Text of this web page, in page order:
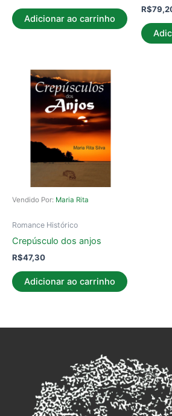
Adicionar ao carrinho
R$
Vendido Por: Maria Rita
Romance Histórico
Crepúsculo dos anjos
R$47,30
Adicionar ao carrinho